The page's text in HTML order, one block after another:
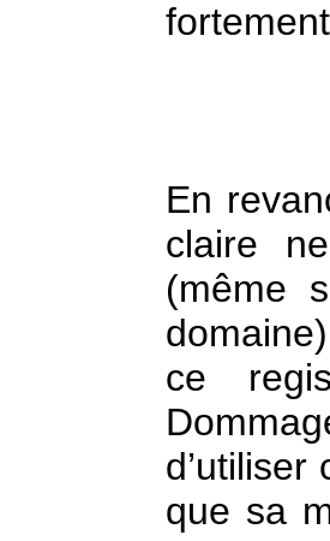
En
claire
(même
ce
que sa